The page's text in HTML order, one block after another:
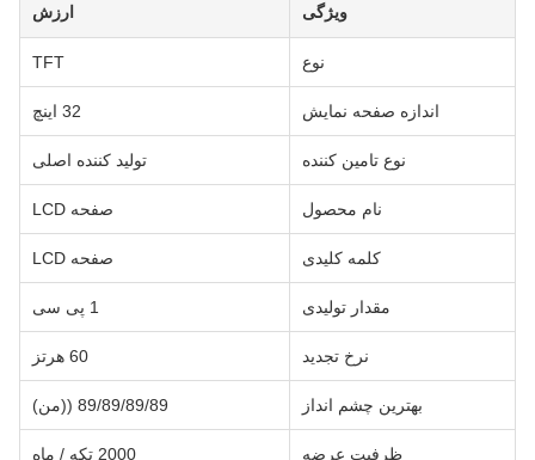
ویژگی ارزش
نوع TFT
اندازه صفحه نمایش 32 اينچ
نوع تامین کننده تولید کننده اصلی
نام محصول صفحه LCD
کلمه کلیدی صفحه LCD
مقدار تولیدی
نرخ تجدید 60 هرتز
بهترین چشم انداز 89/89/89/89 ((من)
ظرفیت عرضه 2000 تکه / ماه